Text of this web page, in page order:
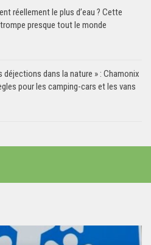
réellement le plus d’eau ? Cette
presque tout le monde
déjections dans la nature » : Chamonix
pour les camping-cars et les vans